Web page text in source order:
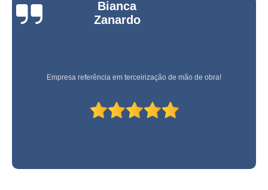
Bianca
Zanardo
Empresa referência em terceirização de mão de obra!